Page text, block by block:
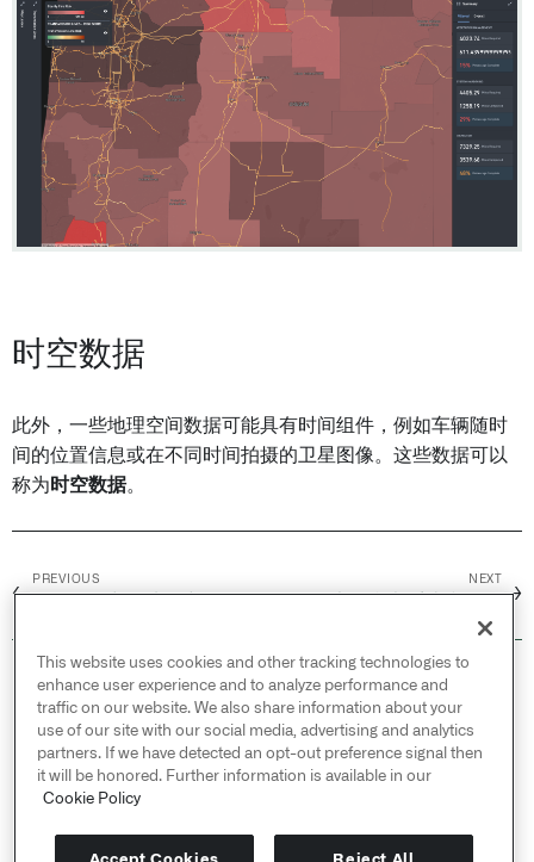
时空数据
此外，一些地理空间数据可能具有时间组件，例如车辆随时
间的位置信息或在不同时间拍摄的卫星图像。这些数据可以
称为时空数据。
←
PREVIOUS NEXT
→
© 2026 Palantir Technologies Inc. All rights
reserved.
Cookies Statement ↗
Privacy Statement ↗
Terms of Use ↗
Do Not Sell or Share My Personal Information
This website uses cookies and other tracking technologies to
enhance user experience and to analyze performance and
traffic on our website. We also share information about your
use of our site with our social media, advertising and analytics
partners. If we have detected an opt-out preference signal then
it will be honored. Further information is available in our
Cookie Policy